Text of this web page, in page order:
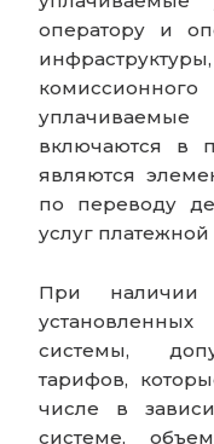
оператору и
включаются в
являются
по переводу
услуг
При наличии
системы,
тарифов,
числе в
системе,